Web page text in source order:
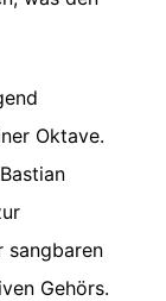
Oktave.
sangbaren
Gehörs.